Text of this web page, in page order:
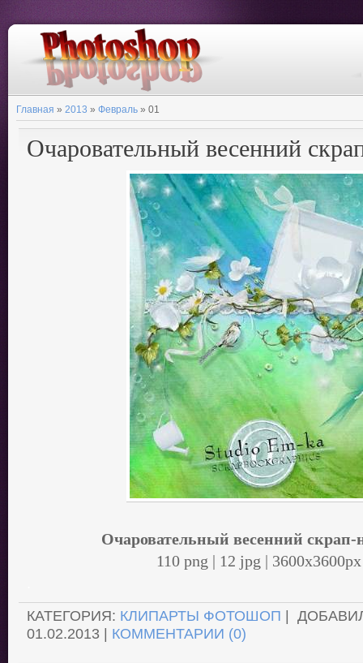
Главная » 2013 » Февраль » 01
Очаровательный весенний
Очаровательный весенний
110 png | 12 jpg |
КАТЕГОРИЯ: КЛИПАРТЫ ФОТОШОП |
01.02.2013 | КОММЕНТАРИИ (0)